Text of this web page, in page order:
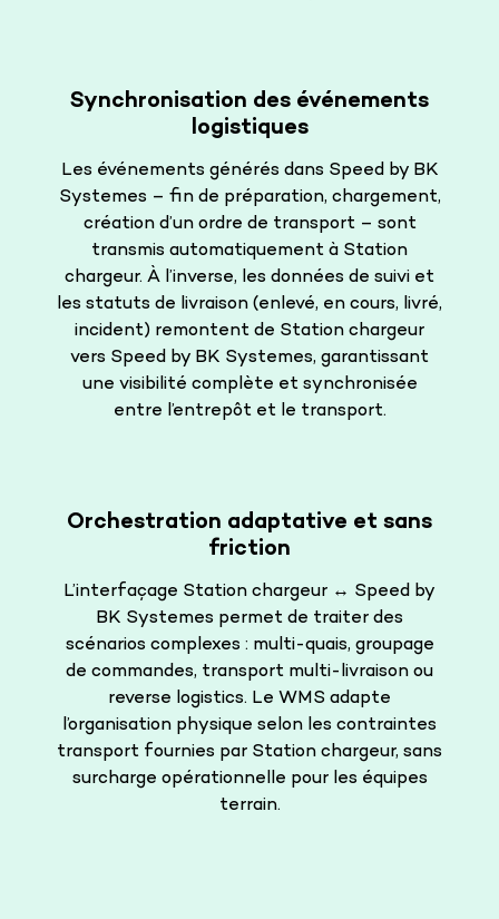
Synchronisation des événements
logistiques
Les événements générés dans Speed by BK
Systemes – fin de préparation, chargement,
création d’un ordre de transport – sont
transmis automatiquement à Station
chargeur. À l’inverse, les données de suivi et
les statuts de livraison (enlevé, en cours, livré,
incident) remontent de Station chargeur
vers Speed by BK Systemes, garantissant
une visibilité complète et synchronisée
entre l’entrepôt et le transport.
Orchestration adaptative et sans
friction
L’interfaçage Station chargeur ↔ Speed by
BK Systemes permet de traiter des
scénarios complexes : multi-quais, groupage
de commandes, transport multi-livraison ou
reverse logistics. Le WMS adapte
l’organisation physique selon les contraintes
transport fournies par Station chargeur, sans
surcharge opérationnelle pour les équipes
terrain.